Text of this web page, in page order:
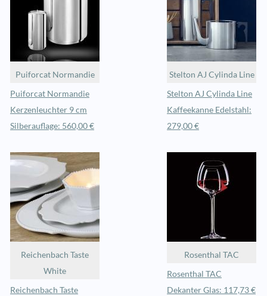
Puiforcat Normandie
Puiforcat Normandie
Kerzenleuchter 9 cm
Silberauflage: 560,00 €
Stelton AJ Cylinda Line
Stelton AJ Cylinda Line
Kaffeekanne Edelstahl:
279,00 €
Reichenbach Taste
White
Reichenbach Taste
Rosenthal TAC
Rosenthal TAC
Dekanter Glas: 117,73 €